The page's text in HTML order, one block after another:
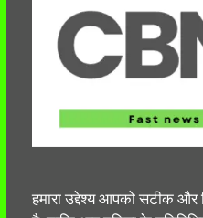
हमारा उद्देश्य आपको सटीक और